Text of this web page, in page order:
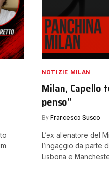
NOTIZIE MILAN
Milan, Capello
penso”
By Francesco Susco
L’ex allenatore del
l’ingaggio da parte
Lisbona e